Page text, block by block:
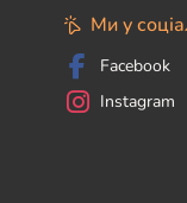
Ми у
Facebook
Instagram